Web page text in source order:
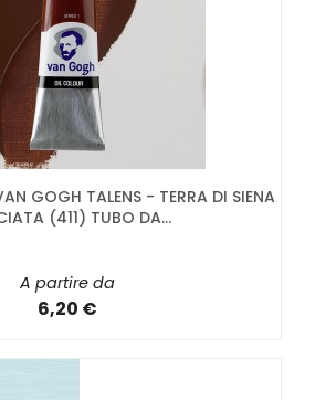
GOGH TALENS - TERRA DI SIENA
(411) TUBO DA...
A partire da
6,20 €